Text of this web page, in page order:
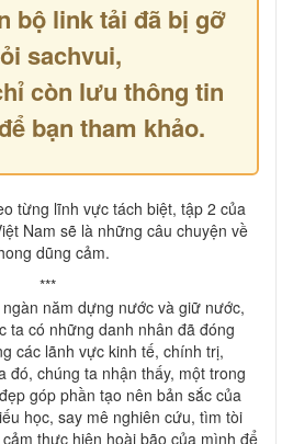
bộ link tải đã bị gỡ
sachvui,
còn lưu thông tin
bạn tham khảo.
từng lĩnh vực tách biệt, tập 2 của
Nam sẽ là những câu chuyện về
dũng cảm.
***
năm dựng nước và giữ nước,
ta có những danh nhân đã đóng
các lãnh vực kinh tế, chính trị,
chúng ta nhận thấy, một trong
góp phần tạo nên bản sắc của
học, say mê nghiên cứu, tìm tòi
thực hiện hoài bão của mình để